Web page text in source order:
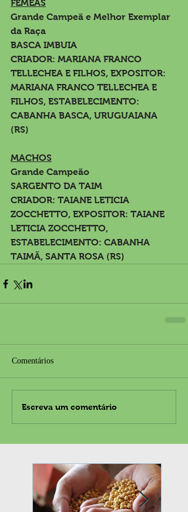
FÊMEAS
Grande Campeã e Melhor Exemplar
da Raça
BASCA IMBUIA
CRIADOR: MARIANA FRANCO
TELLECHEA E FILHOS, EXPOSITOR:
MARIANA FRANCO TELLECHEA E
FILHOS, ESTABELECIMENTO:
CABANHA BASCA, URUGUAIANA
(RS)
MACHOS
Grande Campeão
SARGENTO DA TAIM
CRIADOR: TAIANE LETICIA
ZOCCHETTO, EXPOSITOR: TAIANE
LETICIA ZOCCHETTO,
ESTABELECIMENTO: CABANHA
TAIMÃ, SANTA ROSA (RS)
Comentários
Escreva um comentário